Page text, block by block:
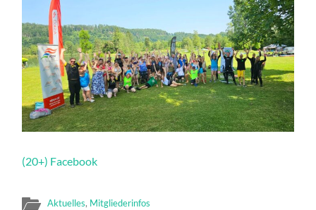
(20+) Facebook
Aktuelles, Mitgliederinfos